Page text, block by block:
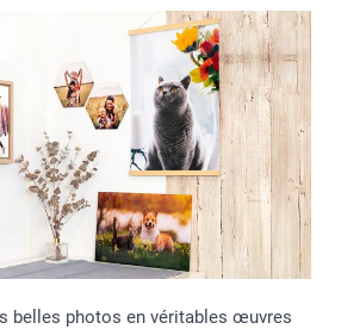
belles photos en véritables œuvres